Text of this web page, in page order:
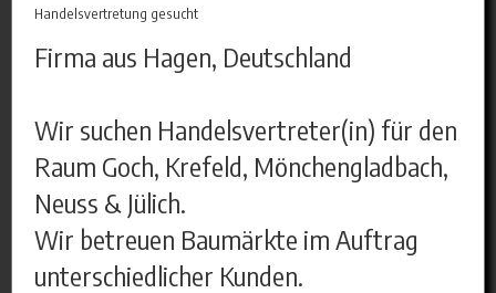
Handelsvertretung gesucht
Firma aus Hagen, Deutschland
Wir suchen Handelsvertreter(in) für den
Raum Goch, Krefeld, Mönchengladbach,
Neuss & Jülich.
Wir betreuen Baumärkte im Auftrag
unterschiedlicher Kunden.